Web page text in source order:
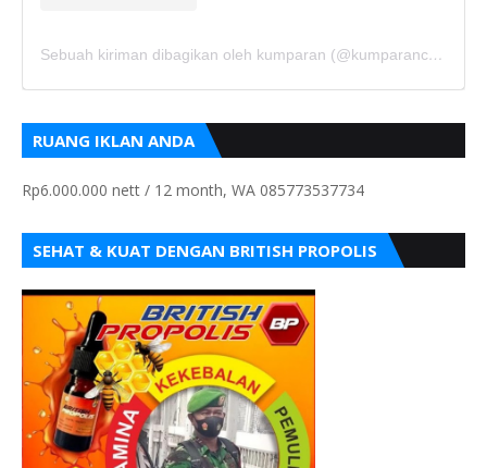
Sebuah kiriman dibagikan oleh kumparan (@kumparancom)
RUANG IKLAN ANDA
Rp6.000.000 nett / 12 month, WA 085773537734
SEHAT & KUAT DENGAN BRITISH PROPOLIS